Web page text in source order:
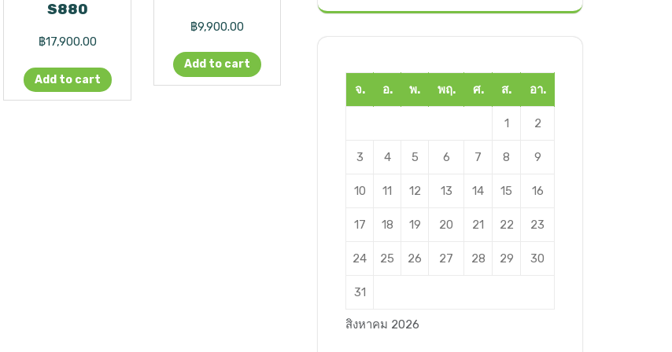
S880
฿17,900.00
Add to cart
฿9,900.00
Add to cart
สิงหาคม 2026
จ. อ. พ. พฤ. ศ. ส. อา.
1 2
3 4 5 6 7 8 9
10 11 12 13 14 15 16
17 18 19 20 21 22 23
24 25 26 27 28 29 30
31